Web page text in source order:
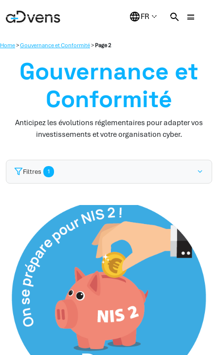
au
Home>Gouvernance et Conformité> Page 2
Gouvernance et
Conformité
Anticipez les évolutions réglementaires pour adapter vos
investissements et votre organisation cyber.
Filtres 1